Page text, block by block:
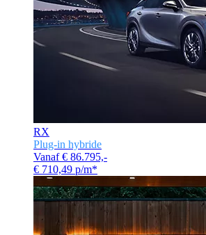
RX
Plug-in hybride
Vanaf € 86.795,-
€ 710,49 p/m*